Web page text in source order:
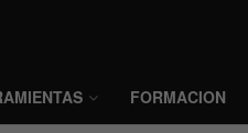
FORMACION